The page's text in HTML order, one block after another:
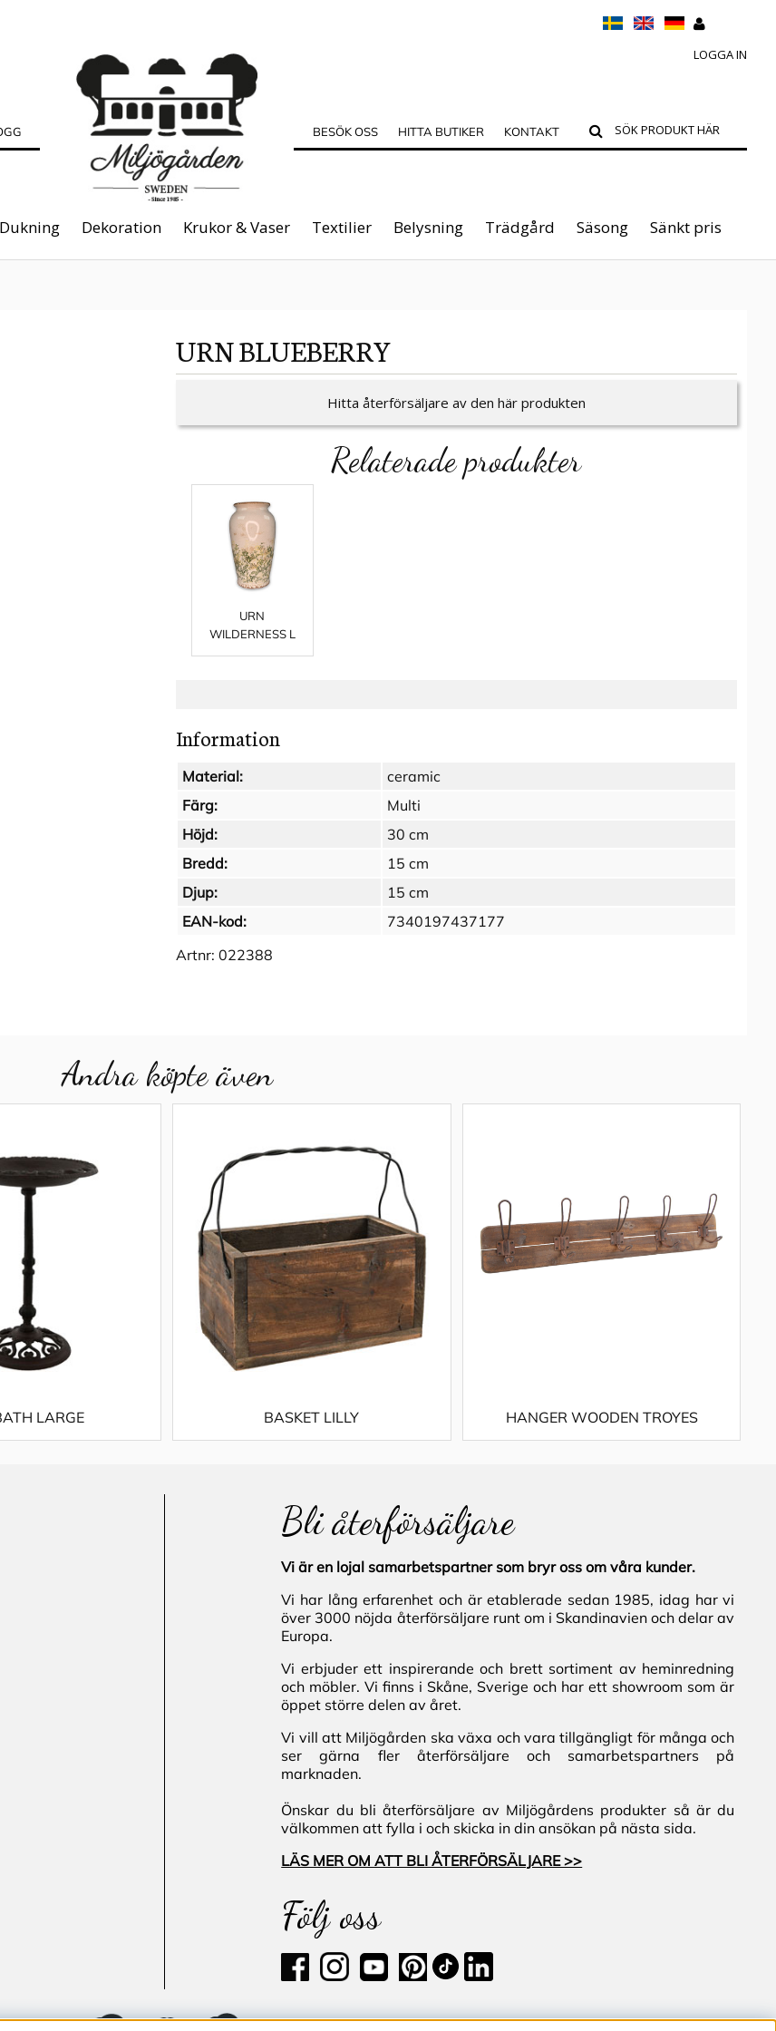
LOGGA IN
BESÖK OSS HITTA BUTIKER KONTAKT
Dukning Dekoration Krukor & Vaser Textilier Belysning Trädgård Säsong Sänkt pris
URN BLUEBERRY
Hitta återförsäljare av den här produkten
Relaterade produkter
URN
WILDERNESS L
Information
Material:
ceramic
Färg:
Multi
Höjd:
30 cm
Bredd:
15 cm
Djup:
15 cm
EAN-kod:
7340197437177
Artnr: 022388
Andra köpte även
LARGE BASKET LILLY HANGER WOODEN TROYES
Bli återförsäljare
Vi är en lojal samarbetspartner som bryr oss om våra kunder.
Vi har lång erfarenhet och är etablerade sedan 1985, idag har vi
över 3000 nöjda återförsäljare runt om i Skandinavien och delar av
Europa.
Vi erbjuder ett inspirerande och brett sortiment av heminredning
och möbler. Vi finns i Skåne, Sverige och har ett showroom som är
öppet större delen av året.
Vi vill att Miljögården ska växa och vara tillgängligt för många och
ser gärna fler återförsäljare och samarbetspartners på
marknaden.
Önskar du bli återförsäljare av Miljögårdens produkter så är du
välkommen att fylla i och skicka in din ansökan på nästa sida.
LÄS MER OM ATT BLI ÅTERFÖRSÄLJARE >>
Följ oss